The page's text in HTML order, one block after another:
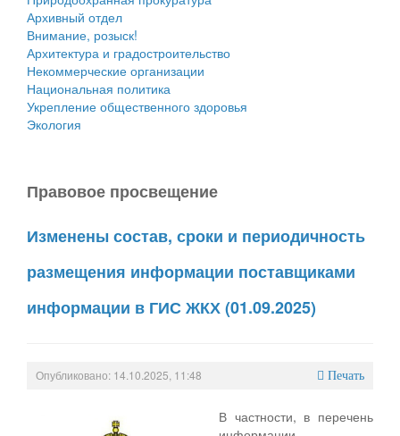
Архивный отдел
Внимание, розыск!
Архитектура и градостроительство
Некоммерческие организации
Национальная политика
Укрепление общественного здоровья
Экология
Правовое просвещение
Изменены состав, сроки и периодичность
размещения информации поставщиками
информации в ГИС ЖКХ (01.09.2025)
Опубликовано: 14.10.2025, 11:48 Печать
В частности, в перечень